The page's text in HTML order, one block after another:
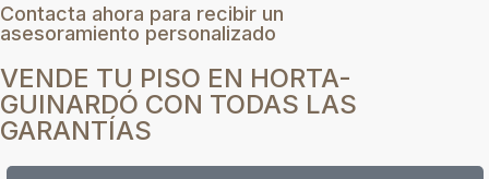
Contacta ahora para recibir un
asesoramiento personalizado
VENDE TU PISO EN HORTA-
GUINARDÓ CON TODAS LAS
GARANTÍAS